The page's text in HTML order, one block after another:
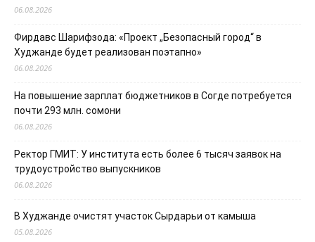
06.08.2026
Фирдавс Шарифзода: «Проект „Безопасный город“ в
Худжанде будет реализован поэтапно»
06.08.2026
На повышение зарплат бюджетников в Согде потребуется
почти 293 млн. сомони
06.08.2026
Ректор ГМИТ: У института есть более 6 тысяч заявок на
трудоустройство выпускников
06.08.2026
В Худжанде очистят участок Сырдарьи от камыша
05.08.2026